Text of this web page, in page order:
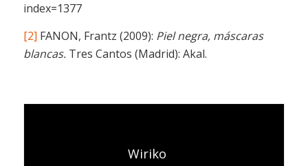
index=1377
[2] FANON, Frantz (2009): Piel negra, máscaras
blancas. Tres Cantos (Madrid): Akal.
Wiriko